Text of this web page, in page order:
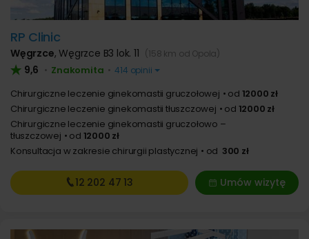
RP Clinic
Węgrzce,Węgrzce B3 lok. 11 (158 km od Opola)
9,6 • Znakomita • 414 opinii
Chirurgiczne leczenie ginekomastii gruczołowej od 12000 zł
Chirurgiczne leczenie ginekomastii tłuszczowej
od 12000 zł
Chirurgiczne leczenie ginekomastii gruczołowo –
tłuszczowej
od 12000 zł
Konsultacja w zakresie chirurgii plastycznej
od 300 zł
Umów wizytę
12 202 47 13